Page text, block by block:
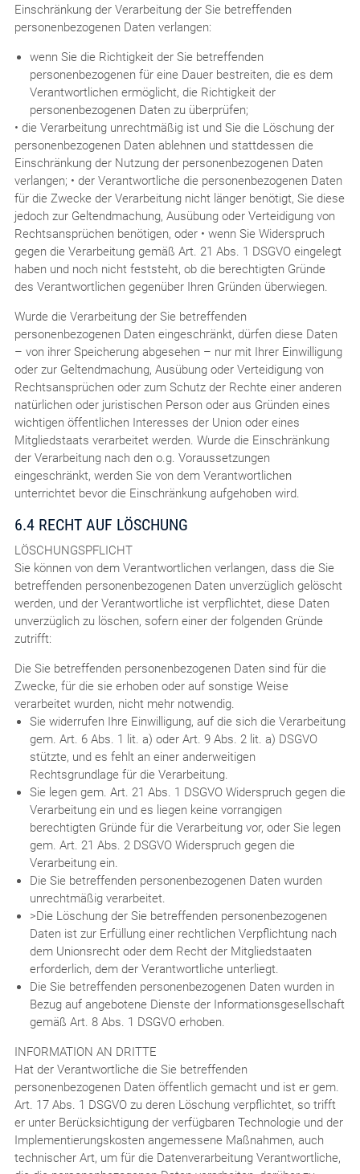
Einschränkung der Verarbeitung der Sie betreffenden
personenbezogenen Daten verlangen:
wenn Sie die Richtigkeit der Sie betreffenden
personenbezogenen für eine Dauer bestreiten, die es dem
Verantwortlichen ermöglicht, die Richtigkeit der
personenbezogenen Daten zu überprüfen;
• die Verarbeitung unrechtmäßig ist und Sie die Löschung der
personenbezogenen Daten ablehnen und stattdessen die
Einschränkung der Nutzung der personenbezogenen Daten
verlangen; • der Verantwortliche die personenbezogenen Daten
für die Zwecke der Verarbeitung nicht länger benötigt, Sie diese
jedoch zur Geltendmachung, Ausübung oder Verteidigung von
Rechtsansprüchen benötigen, oder • wenn Sie Widerspruch
gegen die Verarbeitung gemäß Art. 21 Abs. 1 DSGVO eingelegt
haben und noch nicht feststeht, ob die berechtigten Gründe
des Verantwortlichen gegenüber Ihren Gründen überwiegen.
Wurde die Verarbeitung der Sie betreffenden
personenbezogenen Daten eingeschränkt, dürfen diese Daten
– von ihrer Speicherung abgesehen – nur mit Ihrer Einwilligung
oder zur Geltendmachung, Ausübung oder Verteidigung von
Rechtsansprüchen oder zum Schutz der Rechte einer anderen
natürlichen oder juristischen Person oder aus Gründen eines
wichtigen öffentlichen Interesses der Union oder eines
Mitgliedstaats verarbeitet werden. Wurde die Einschränkung
der Verarbeitung nach den o.g. Voraussetzungen
eingeschränkt, werden Sie von dem Verantwortlichen
unterrichtet bevor die Einschränkung aufgehoben wird.
6.4 RECHT AUF LÖSCHUNG
LÖSCHUNGSPFLICHT
Sie können von dem Verantwortlichen verlangen, dass die Sie
betreffenden personenbezogenen Daten unverzüglich gelöscht
werden, und der Verantwortliche ist verpflichtet, diese Daten
unverzüglich zu löschen, sofern einer der folgenden Gründe
zutrifft:
Die Sie betreffenden personenbezogenen Daten sind für die
Zwecke, für die sie erhoben oder auf sonstige Weise
verarbeitet wurden, nicht mehr notwendig.
Sie widerrufen Ihre Einwilligung, auf die sich die Verarbeitung
gem. Art. 6 Abs. 1 lit. a) oder Art. 9 Abs. 2 lit. a) DSGVO
stützte, und es fehlt an einer anderweitigen
Rechtsgrundlage für die Verarbeitung.
Sie legen gem. Art. 21 Abs. 1 DSGVO Widerspruch gegen die
Verarbeitung ein und es liegen keine vorrangigen
berechtigten Gründe für die Verarbeitung vor, oder Sie legen
gem. Art. 21 Abs. 2 DSGVO Widerspruch gegen die
Verarbeitung ein.
Die Sie betreffenden personenbezogenen Daten wurden
unrechtmäßig verarbeitet.
>Die Löschung der Sie betreffenden personenbezogenen
Daten ist zur Erfüllung einer rechtlichen Verpflichtung nach
dem Unionsrecht oder dem Recht der Mitgliedstaaten
erforderlich, dem der Verantwortliche unterliegt.
Die Sie betreffenden personenbezogenen Daten wurden in
Bezug auf angebotene Dienste der Informationsgesellschaft
gemäß Art. 8 Abs. 1 DSGVO erhoben.
INFORMATION AN DRITTE
Hat der Verantwortliche die Sie betreffenden
personenbezogenen Daten öffentlich gemacht und ist er gem.
Art. 17 Abs. 1 DSGVO zu deren Löschung verpflichtet, so trifft
er unter Berücksichtigung der verfügbaren Technologie und der
Implementierungskosten angemessene Maßnahmen, auch
technischer Art, um für die Datenverarbeitung Verantwortliche,